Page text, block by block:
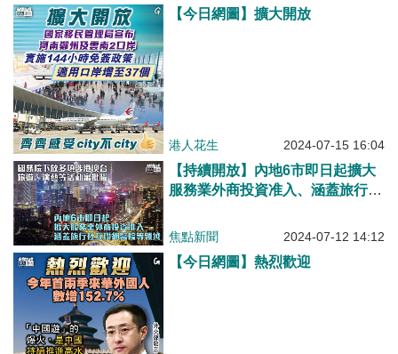
【今日網圖】擴大開放
港人花生 2024-07-15 16:04
【持續開放】內地6市即日起擴大
服務業外商投資准入、涵蓋旅行社
焦點新聞 2024-07-12 14:12
【今日網圖】熱烈歡迎